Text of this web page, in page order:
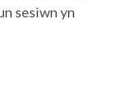
sesiwn yn